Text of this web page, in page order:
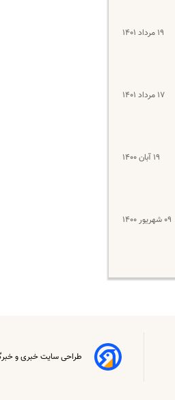
۱۹ مرداد ۱۴۰۱
۱۷ مرداد ۱۴۰۱
۱۹ آبان ۱۴۰۰
۰۹ شهریور ۱۴۰۰
طراحی سایت خبری و